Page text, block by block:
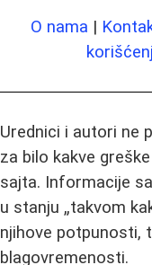
O nama |
Urednici i autori ne
za bilo kakve
sajta. Informacije
u stanju „takvom
njihove potpunosti,
blagovremenosti.